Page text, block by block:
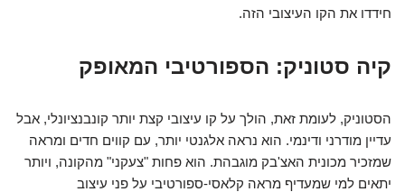
חידדו את הקו העיצובי הזה.
קיה סטוניק: הספורטיבי המאופק
הסטוניק, לעומת זאת, הולך על קו עיצובי קצת יותר קונבנציונלי, אבל
עדיין מודרני ודינמי. הוא נראה אלגנטי יותר, עם קווים חדים ומראה
שמזכיר מכונית האצ'בק מוגבהת. הוא פחות "צעקני" מהקונה, ויותר
יתאים למי שמעדיף מראה קלאסי-ספורטיבי על פני עיצוב